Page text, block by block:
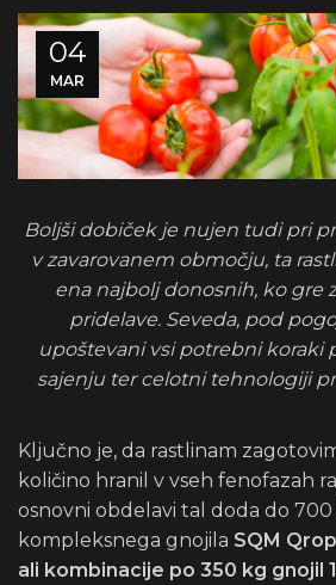
04
MAR
Boljši dobiček je nujen tudi pri
v zavarovanem območju, ta
ena najbolj donosnih, ko gre
pridelave. Seveda, pod
upoštevani vsi potrebni koraki
sajenju ter celotni tehnologiji
Ključno je, da rastlinam
količino hranil v vseh fenofazah
osnovni obdelavi tal doda do
kompleksnega gnojila SQM
ali kombinacije po 350 kg gnojil